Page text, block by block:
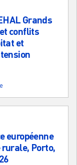
Grands
conflits
et
européenne
rurale, Porto,